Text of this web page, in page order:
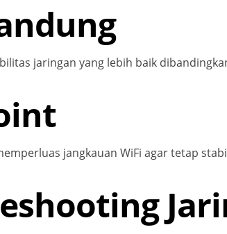
jaringan yang lebih baik
jangkauan WiFi agar tetap